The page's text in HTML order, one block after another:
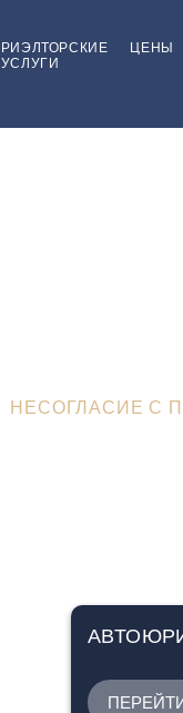
РИЭЛТОРСКИЕ
УСЛУГИ
ЦЕНЫ
НЕСОГЛАСИЕ С